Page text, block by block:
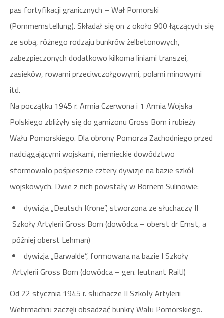
pas fortyfikacji granicznych – Wał Pomorski
(Pommernstellung). Składał się on z około 900 łączących się
ze sobą, różnego rodzaju bunkrów żelbetonowych,
zabezpieczonych dodatkowo kilkoma liniami transzei,
zasieków, rowami przeciwczołgowymi, polami minowymi
itd.
Na początku 1945 r. Armia Czerwona i 1 Armia Wojska
Polskiego zbliżyły się do garnizonu Gross Born i rubieży
Wału Pomorskiego. Dla obrony Pomorza Zachodniego przed
nadciągającymi wojskami, niemieckie dowództwo
sformowało pośpiesznie cztery dywizje na bazie szkół
wojskowych. Dwie z nich powstały w Bornem Sulinowie:
dywizja „Deutsch Krone”, stworzona ze słuchaczy II
Szkoły Artylerii Gross Born (dowódca – oberst dr Ernst, a
później oberst Lehman)
dywizja „Barwalde”, formowana na bazie I Szkoły
Artylerii Gross Born (dowódca – gen. leutnant Raitl)
Od 22 stycznia 1945 r. słuchacze II Szkoły Artylerii
Wehrmachru zaczęli obsadzać bunkry Wału Pomorskiego.